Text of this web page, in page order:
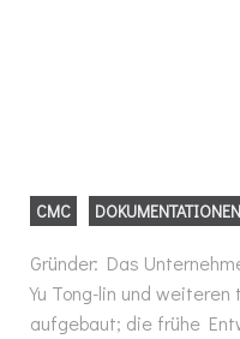
CMC DOKUMENTATIONEN
Gründer: Das
Yu Tong-lin und
aufgebaut; die frühe